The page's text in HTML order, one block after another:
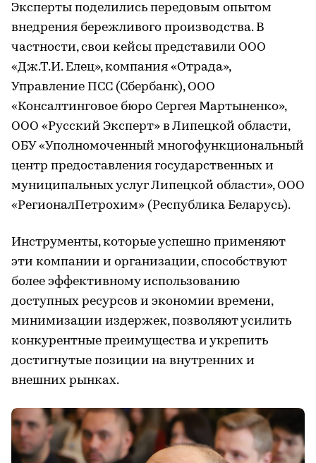
Эксперты поделились передовым опытом
внедрения бережливого производства. В
частности, свои кейсы представили OOO
«Дж.Т.И. Елец», компания «Отрада»,
Управление ПСС (Сбербанк), ООО
«Консалтинговое бюро Сергея Мартыненко»,
ООО «Русский Эксперт» в Липецкой области,
ОБУ «Уполномоченный многофункциональный
центр предоставления государственных и
муниципальных услуг Липецкой области», ООО
«РегионалПетрохим» (Республика Беларусь).
Инструменты, которые успешно применяют
эти компании и организации, способствуют
более эффективному использованию
доступных ресурсов и экономии времени,
минимизации издержек, позволяют усилить
конкурентные преимущества и укрепить
достигнутые позиции на внутренних и
внешних рынках.